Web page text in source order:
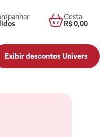
Cesta
R$ 0,00
Exibir descontos Univers